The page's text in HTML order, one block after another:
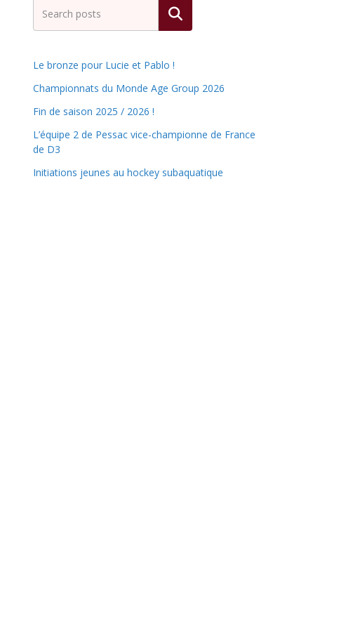
Rechercher
Le bronze pour Lucie et Pablo !
Championnats du Monde Age Group 2026
Fin de saison 2025 / 2026 !
L’équipe 2 de Pessac vice-championne de France
de D3
Initiations jeunes au hockey subaquatique